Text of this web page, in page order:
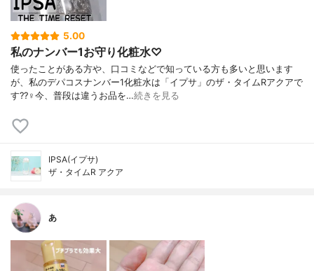
5.00
私のナンバー1お守り化粧水♡
使ったことがある方や、口コミなどで知っている方も多いと思います
が、私のデパコスナンバー1化粧水は「イプサ」のザ・タイムRアクアで
す??‍♀️今、普段は違うお品を…続きを見る
IPSA(イプサ)
ザ・タイムR アクア
あ